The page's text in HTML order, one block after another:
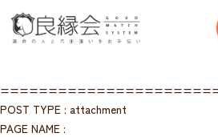
POST TYPE : attachment
PAGE NAME :